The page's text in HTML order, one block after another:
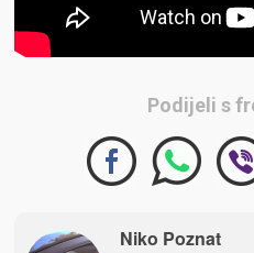
Podijeli s
Niko Poznat